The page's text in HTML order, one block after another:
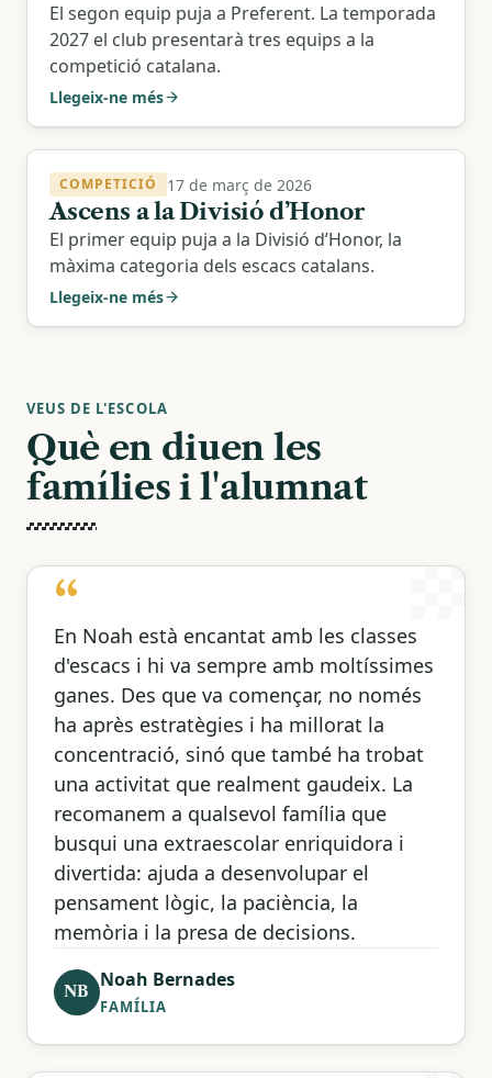
El segon equip puja a Preferent. La temporada
2027 el club presentarà tres equips a la
competició catalana.
Llegeix-ne més
COMPETICIÓ 17 de març de 2026
Ascens a la Divisió d’Honor
El primer equip puja a la Divisió d’Honor, la
màxima categoria dels escacs catalans.
Llegeix-ne més
VEUS DE L'ESCOLA
Què en diuen les
famílies i l'alumnat
“
En Noah està encantat amb les classes
d'escacs i hi va sempre amb moltíssimes
ganes. Des que va començar, no només
ha après estratègies i ha millorat la
concentració, sinó que també ha trobat
una activitat que realment gaudeix. La
recomanem a qualsevol família que
busqui una extraescolar enriquidora i
divertida: ajuda a desenvolupar el
pensament lògic, la paciència, la
memòria i la presa de decisions.
NB Noah Bernades
FAMÍLIA